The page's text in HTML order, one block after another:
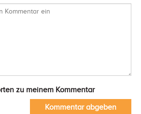
zu meinem Kommentar
Kommentar abgeben